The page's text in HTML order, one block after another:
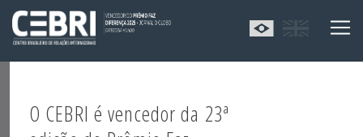
O CEBRI é vencedor da 23ª